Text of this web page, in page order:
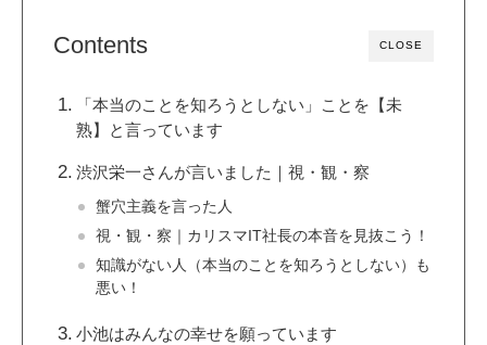
CLOSE
Contents
「本当のことを知ろうとしない」ことを【未
熟】と言っています
渋沢栄一さんが言いました｜視・観・察
蟹穴主義を言った人
視・観・察｜カリスマIT社長の本音を見抜こう！
知識がない人（本当のことを知ろうとしない）も
悪い！
小池はみんなの幸せを願っています